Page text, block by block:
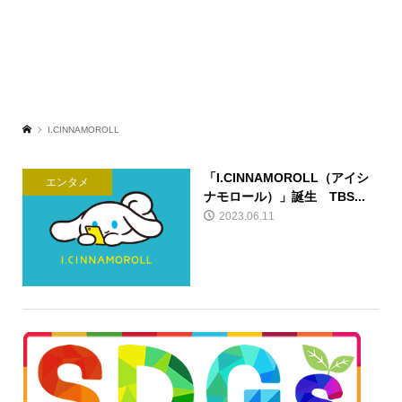
I.CINNAMOROLL
エンタメ
「I.CINNAMOROLL（アイシ
ナモロール）」誕生 TBS...
2023.06.11